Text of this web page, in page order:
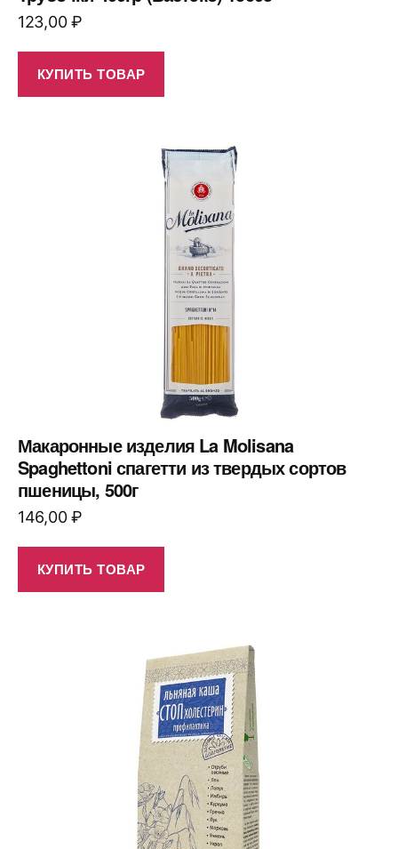
123,00₽
КУПИТЬ ТОВАР
Макаронные изделия La Molisana
Spaghettoni спагетти из твердых сортов
пшеницы, 500г
146,00₽
КУПИТЬ ТОВАР